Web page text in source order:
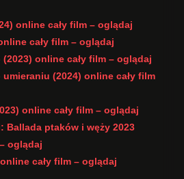
online cały film – oglądaj
cały film – oglądaj
online cały film – oglądaj
umieraniu (2024) online cały film
online cały film – oglądaj
Ballada ptaków i węży 2023
oglądaj
cały film – oglądaj